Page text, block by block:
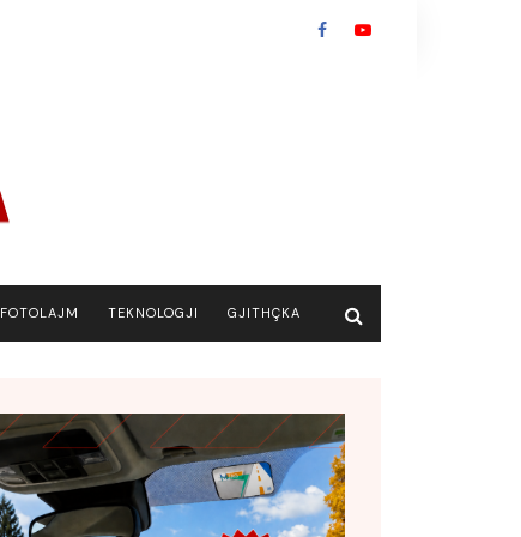
FOTOLAJM TEKNOLOGJI GJITHÇKA